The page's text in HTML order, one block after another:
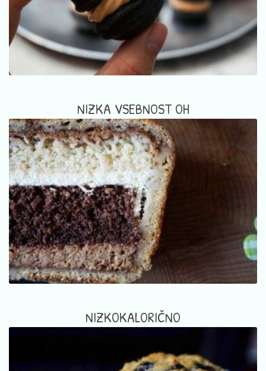
NIZKA VSEBNOST OH
NIZKOKALORIČNO